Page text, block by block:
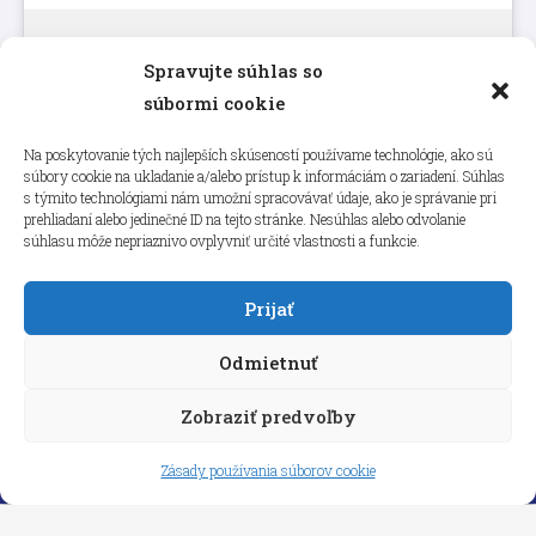
Spravujte súhlas so
súbormi cookie
Na poskytovanie tých najlepších skúseností používame technológie, ako sú
súbory cookie na ukladanie a/alebo prístup k informáciám o zariadení. Súhlas
s týmito technológiami nám umožní spracovávať údaje, ako je správanie pri
prehliadaní alebo jedinečné ID na tejto stránke. Nesúhlas alebo odvolanie
súhlasu môže nepriaznivo ovplyvniť určité vlastnosti a funkcie.
Prijať
Odmietnuť
Zobraziť predvoľby
Zásady používania súborov cookie
Kliknutím prijmete súbory cookie
Copyright © 2026 aneps.sk